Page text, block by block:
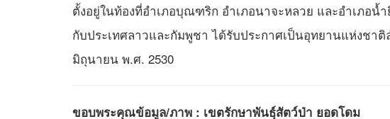
ตั้งอยู่ในท้องที่อำเภอบุณฑริก อำเภอนาจะหลวย และอำเภอ
กับประเทศลาวและกัมพูชา ได้รับประกาศเป็นอุทยานแห่งชาติ
มิถุนายน พ.ศ. 2530
ขอบพระคุณข้อมูล/ภาพ : เขตรักษาพันธุ์สัตว์ป่า ยอดโดม